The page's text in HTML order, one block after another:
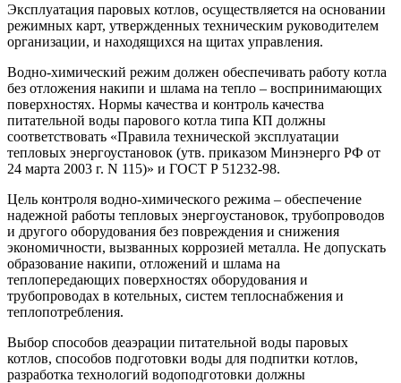
Эксплуатация паровых котлов, осуществляется на основании
режимных карт, утвержденных техническим руководителем
организации, и находящихся на щитах управления.
Водно-химический режим должен обеспечивать работу котла
без отложения накипи и шлама на тепло – воспринимающих
поверхностях. Нормы качества и контроль качества
питательной воды парового котла типа КП должны
соответствовать «Правила технической эксплуатации
тепловых энергоустановок (утв. приказом Минэнерго РФ от
24 марта 2003 г. N 115)» и ГОСТ Р 51232-98.
Цель контроля водно-химического режима – обеспечение
надежной работы тепловых энергоустановок, трубопроводов
и другого оборудования без повреждения и снижения
экономичности, вызванных коррозией металла. Не допускать
образование накипи, отложений и шлама на
теплопередающих поверхностях оборудования и
трубопроводах в котельных, систем теплоснабжения и
теплопотребления.
Выбор способов деаэрации питательной воды паровых
котлов, способов подготовки воды для подпитки котлов,
разработка технологий водоподготовки должны